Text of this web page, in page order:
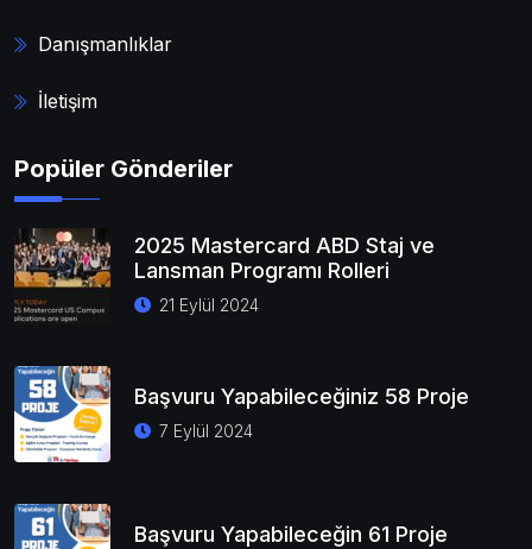
Danışmanlıklar
İletişim
Popüler Gönderiler
2025 Mastercard ABD Staj ve
Lansman Programı Rolleri
21 Eylül 2024
Başvuru Yapabileceğiniz 58 Proje
7 Eylül 2024
Başvuru Yapabileceğin 61 Proje